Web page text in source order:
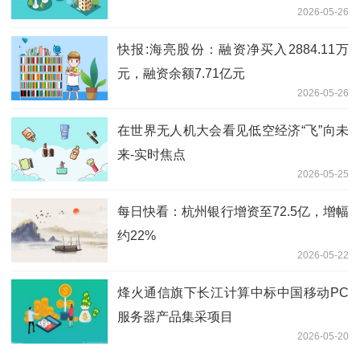
2026-05-26
快报:海亮股份：融资净买入2884.11万
元，融资余额7.71亿元
2026-05-26
在世界无人机大会看见低空经济“飞”向未
来-实时焦点
2026-05-25
每日快看：杭州银行增资至72.5亿，增幅
约22%
2026-05-22
烽火通信旗下长江计算中标中国移动PC
服务器产品集采项目
2026-05-20